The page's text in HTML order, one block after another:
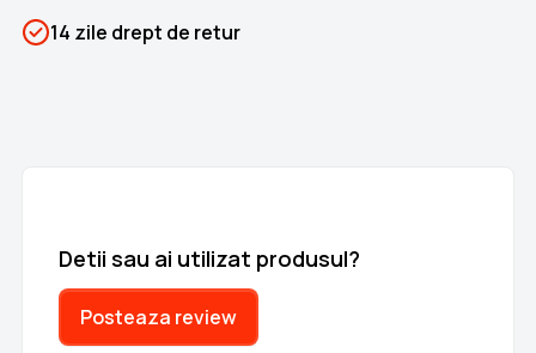
Categorii
Corpul omenesc
14 zile drept de retur
Detii sau ai utilizat produsul?
Posteaza review